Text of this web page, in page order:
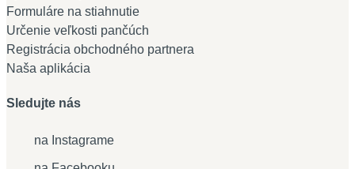
Formuláre na stiahnutie
Určenie veľkosti pančúch
Registrácia obchodného partnera
Naša aplikácia
Sledujte nás
na Instagrame